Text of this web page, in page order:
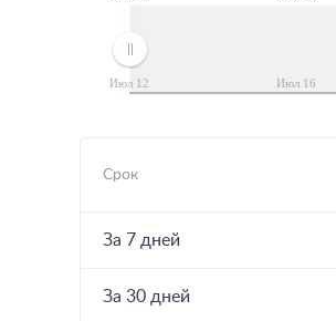
Июл 12 Июл 16
Срок
За 7 дней
За 30 дней